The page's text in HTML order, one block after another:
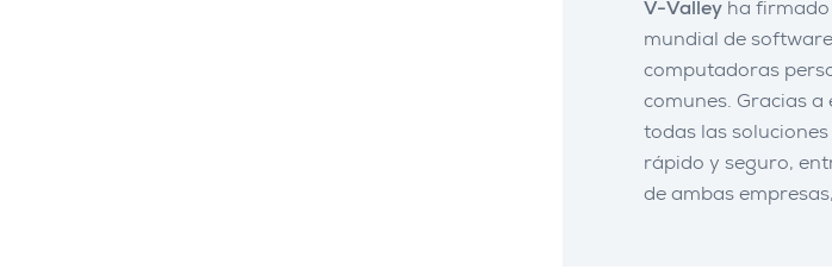
V-Valley ha firmado
mundial de
computadoras
comunes. Gracias a
todas las
rápido y seguro,
de ambas